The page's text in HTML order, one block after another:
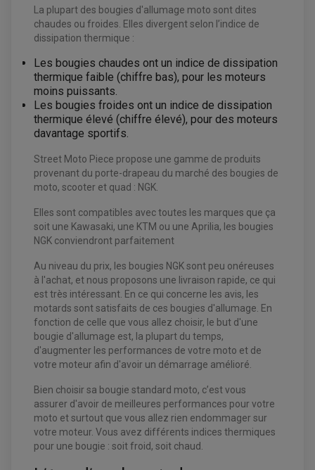
EQUIPEMENT ELECTRIQUE QUAD / SSV
ACCESSOIRES ELECTRIQUE QUAD / SSV
BOITIER CDI QUAD ET SSV
COMPTEUR QUAD / SSV
CONTACTEUR A CLÉ QUAD
DÉMARREUR
ECLAIRAGE LED / HALOGÈNE
STATOR ET REDRESSEUR / REGULATEUR
VENTILATEUR DE RADIATEUR
La plupart des bougies d'allumage moto sont dites
chaudes ou froides. Elles divergent selon l’indice de
dissipation thermique :
Les bougies chaudes ont un indice de dissipation
thermique faible (chiffre bas), pour les moteurs
moins puissants.
Les bougies froides ont un indice de dissipation
thermique élevé (chiffre élevé), pour des moteurs
davantage sportifs.
Street Moto Piece propose une gamme de produits
provenant du porte-drapeau du marché des bougies de
moto, scooter et quad : NGK.
Elles sont compatibles avec toutes les marques que ça
soit une Kawasaki, une KTM ou une Aprilia, les bougies
NGK conviendront parfaitement
Au niveau du prix, les bougies NGK sont peu onéreuses
à l'achat, et nous proposons une livraison rapide, ce qui
est très intéressant. En ce qui concerne les avis, les
motards sont satisfaits de ces bougies d'allumage. En
fonction de celle que vous allez choisir, le but d'une
bougie d'allumage est, la plupart du temps,
d'augmenter les performances de votre moto et de
votre moteur afin d'avoir un démarrage amélioré.
Bien choisir sa bougie standard moto, c’est vous
assurer d'avoir de meilleures performances pour votre
moto et surtout que vous allez rien endommager sur
votre moteur. Vous avez différents indices thermiques
pour une bougie : soit froid, soit chaud.